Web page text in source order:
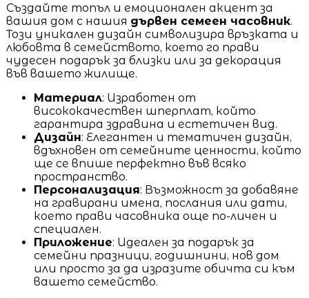
Създайте топъл и емоционален акцент за
вашия дом с нашия дървен семеен часовник.
Този уникален дизайн символизира връзката и
любовта в семейството, което го прави
чудесен подарък за близки или за декорация
във вашето жилище.
Материал: Изработен от
висококачествен шперплат, който
гарантира здравина и естетичен вид.
Дизайн: Елегантен и тематичен дизайн,
вдъхновен от семейните ценности, който
ще се впише перфектно във всяко
пространство.
Персонализация: Възможност за добавяне
на гравирани имена, послания или дати,
което прави часовника още по-личен и
специален.
Приложение: Идеален за подарък за
семейни празници, годишнини, нов дом
или просто за да изразите обичта си към
вашето семейство.